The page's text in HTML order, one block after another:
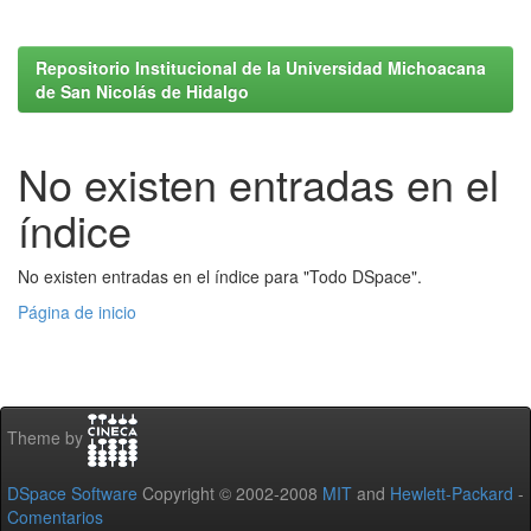
Repositorio Institucional de la Universidad Michoacana
de San Nicolás de Hidalgo
No existen entradas en el
índice
No existen entradas en el índice para "Todo DSpace".
Página de inicio
Theme by
DSpace Software Copyright © 2002-2008 MIT and Hewlett-Packard -
Comentarios